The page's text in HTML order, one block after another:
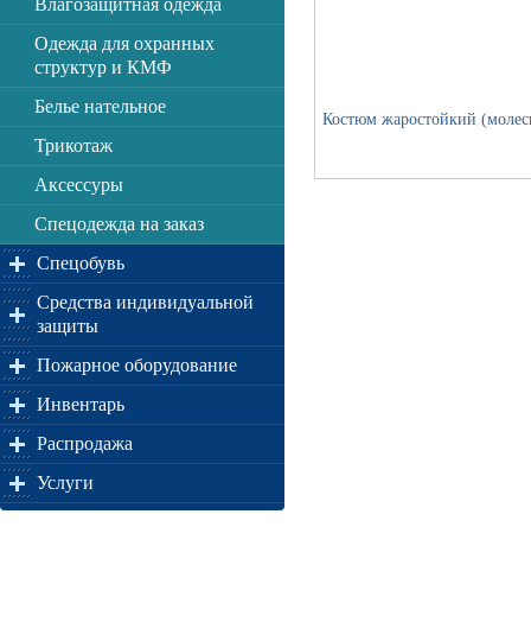
Влагозащитная одежда
Одежда для охранных
структур и КМФ
Белье нательное
Трикотаж
Аксессуры
Спецодежда на заказ
Спецобувь
Средства индивидуальной
защиты
Пожарное оборудование
Инвентарь
Распродажа
Услуги
Костюм жаростойкий